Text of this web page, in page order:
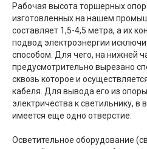
Рабочая высота торшерных
изготовленных на нашем
составляет 1,5-4,5 метра, а их
подвод электроэнергии
способом. Для чего, на нижней
предусмотрительно вырезано
сквозь которое и
кабеля. Для вывода его из
электричества к светильнику, в
имеется еще одно отверстие.
Осветительное оборудование